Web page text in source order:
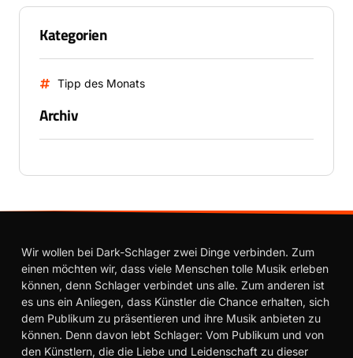
Kategorien
Tipp des Monats
Archiv
Wir wollen bei Dark-Schlager zwei Dinge verbinden. Zum
einen möchten wir, dass viele Menschen tolle Musik erleben
können, denn Schlager verbindet uns alle. Zum anderen ist
es uns ein Anliegen, dass Künstler die Chance erhalten, sich
dem Publikum zu präsentieren und ihre Musik anbieten zu
können. Denn davon lebt Schlager: Vom Publikum und von
den Künstlern, die die Liebe und Leidenschaft zu dieser